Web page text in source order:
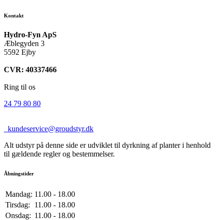
Kontakt
Hydro-Fyn ApS
Æblegyden 3
5592 Ejby
CVR: 40337466
Ring til os
24 79 80 80
kundeservice@groudstyr.dk
Alt udstyr på denne side er udviklet til dyrkning af planter i henhold
til gældende regler og bestemmelser.
Åbningstider
Mandag: 11.00 - 18.00
Tirsdag:
11.00 - 18.00
Onsdag: 11.00 - 18.00